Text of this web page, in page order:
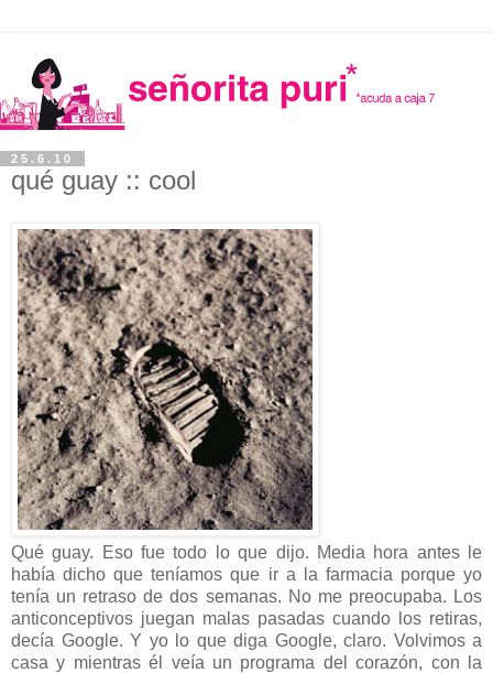
25.6.10
qué guay :: cool
Qué guay. Eso fue todo lo que dijo. Media hora antes le
había dicho que teníamos que ir a la farmacia porque yo
tenía un retraso de dos semanas. No me preocupaba. Los
anticonceptivos juegan malas pasadas cuando los retiras,
decía Google. Y yo lo que diga Google, claro. Volvimos a
casa y mientras él veía un programa del corazón, con la